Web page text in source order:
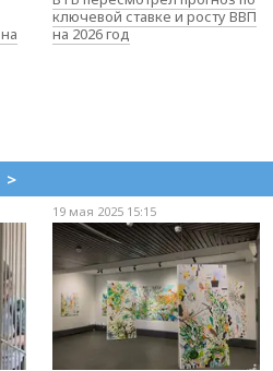
ключевой ставке и росту ВВП
на 2026 год
>
19 мая 2025 15:15